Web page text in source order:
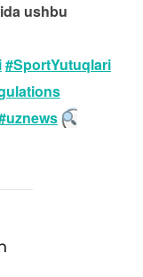
ushbu
#SportYutuqlari